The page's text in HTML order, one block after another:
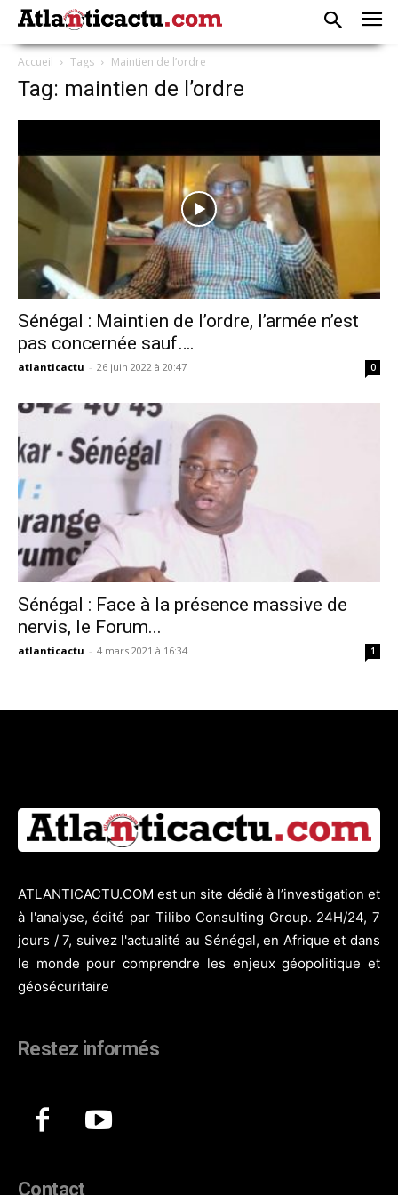
Accueil Tags Maintien de l’ordre
Tag: maintien de l’ordre
Sénégal : Maintien de l’ordre, l’armée n’est
pas concernée sauf….
atlanticactu - 26 juin 2022 à 20:47 0
Sénégal : Face à la présence massive de
nervis, le Forum...
atlanticactu - 4 mars 2021 à 16:34 1
ATLANTICACTU.COM est un site dédié à l’investigation et
à l'analyse, édité par Tilibo Consulting Group. 24H/24, 7
jours / 7, suivez l'actualité au Sénégal, en Afrique et dans
le monde pour comprendre les enjeux géopolitique et
géosécuritaire
Restez informés
Contact